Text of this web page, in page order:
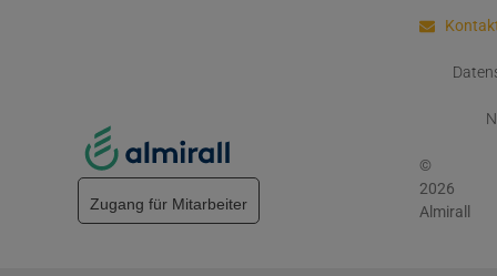
Zugang für Mitarbeiter
©
2026
Almirall